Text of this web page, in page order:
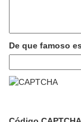
De que famoso